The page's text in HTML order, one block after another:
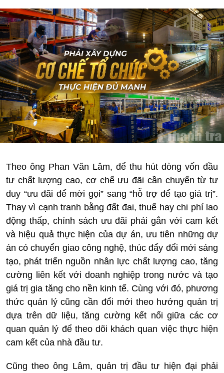
Theo ông Phan Văn Lâm, để thu hút dòng vốn đầu
tư chất lượng cao, cơ chế ưu đãi cần chuyển từ tư
duy “ưu đãi để mời gọi” sang “hỗ trợ để tạo giá trị”.
Thay vì cạnh tranh bằng đất đai, thuế hay chi phí lao
động thấp, chính sách ưu đãi phải gắn với cam kết
và hiệu quả thực hiện của dự án, ưu tiên những dự
án có chuyển giao công nghệ, thúc đẩy đổi mới sáng
tạo, phát triển nguồn nhân lực chất lượng cao, tăng
cường liên kết với doanh nghiệp trong nước và tạo
giá trị gia tăng cho nền kinh tế. Cùng với đó, phương
thức quản lý cũng cần đổi mới theo hướng quản trị
dựa trên dữ liệu, tăng cường kết nối giữa các cơ
quan quản lý để theo dõi khách quan việc thực hiện
cam kết của nhà đầu tư.
Cũng theo ông Lâm, quản trị đầu tư hiện đại phải